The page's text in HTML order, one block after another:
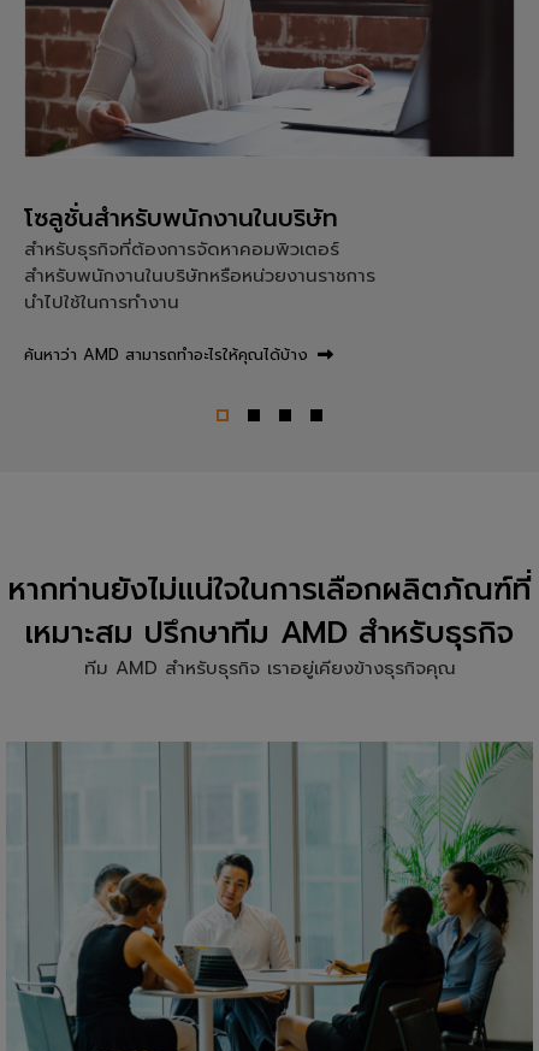
โซลูชั่นสำหรับพนักงานในบริษัท
สำหรับธุรกิจที่ต้องการจัดหาคอมพิวเตอร์
สำหรับพนักงานในบริษัทหรือหน่วยงานราชการ
นำไปใช้ในการทำงาน
ค้นหาว่า AMD สามารถทำอะไรให้คุณได้บ้าง
หากท่านยังไม่แน่ใจในการเลือกผลิตภัณฑ์ที่
เหมาะสม ปรึกษาทีม AMD สำหรับธุรกิจ
ทีม AMD สำหรับธุรกิจ เราอยู่เคียงข้างธุรกิจคุณ